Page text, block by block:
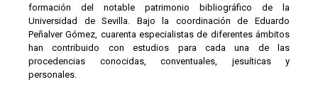
formación del notable patrimonio bibliográfico de la
Universidad de Sevilla. Bajo la coordinación de Eduardo
Peñalver Gómez, cuarenta especialistas de diferentes ámbitos
han contribuido con estudios para cada una de las
procedencias conocidas, conventuales, jesuíticas y
personales.